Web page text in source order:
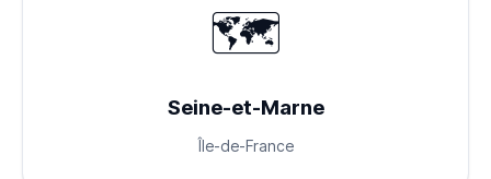
🗺️
Seine-et-Marne
Île-de-France